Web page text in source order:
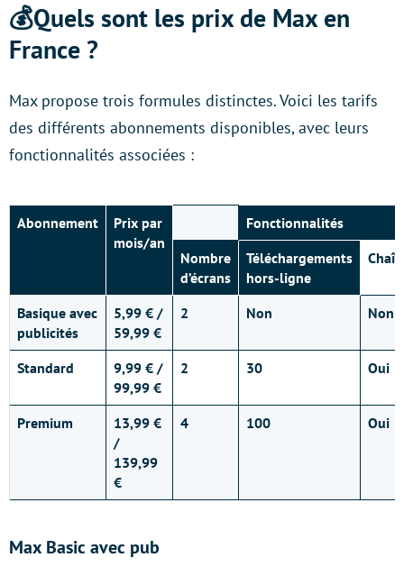
💰Quels sont les prix de Max en
France ?
Max propose trois formules distinctes. Voici les tarifs
des différents abonnements disponibles, avec leurs
fonctionnalités associées :
Abonnement
Prix par
mois/an
Fonctionnalités
Nombre
d’écrans
Téléchargements
hors-ligne
Basique avec
publicités
5,99 € /
59,99 €
2 Non Non
Standard
9,99 € /
99,99 €
2 30 Oui
Premium
13,99 €
/
139,99
€
4 100 Oui
Max Basic avec pub